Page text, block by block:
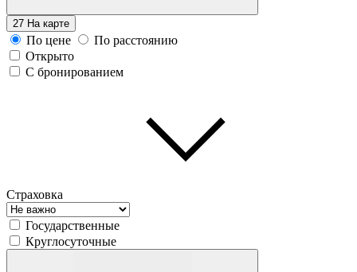
27 На карте
По цене
По расстоянию
Открыто
С бронированием
Страховка
Государственные
Круглосуточные